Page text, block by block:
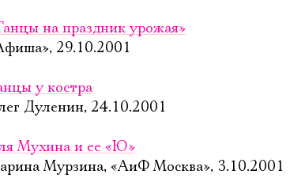
на праздник урожая»
29.10.2001
у костра
Дуленин, 24.10.2001
Мухина и ее «Ю»
Мурзина, «АиФ Москва», 3.10.2001